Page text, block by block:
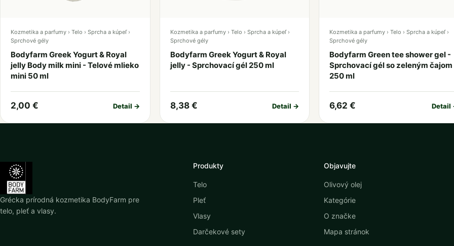
Kozmetika a parfumy › Telo › Sprcha a kúpeľ ›
Sprchové gély
Bodyfarm Greek Yogurt & Royal
jelly Body milk mini - Telové mlieko
mini 50 ml
2,00 € Detail →
Kozmetika a parfumy › Telo › Sprcha a kúpeľ ›
Sprchové gély
Bodyfarm Greek Yogurt & Royal
jelly - Sprchovací gél 250 ml
8,38 € Detail →
Kozmetika a parfumy › Telo › Sprcha a kúpeľ ›
Sprchové gély
Bodyfarm Green tee shower gel -
Sprchovací gél so zeleným čajom
250 ml
6,62 € Detail
Grécka prírodná kozmetika BodyFarm pre
telo, pleť a vlasy.
Produkty
Telo
Pleť
Vlasy
Darčekové sety
Objavujte
Olivový olej
Kategórie
O značke
Mapa stránok